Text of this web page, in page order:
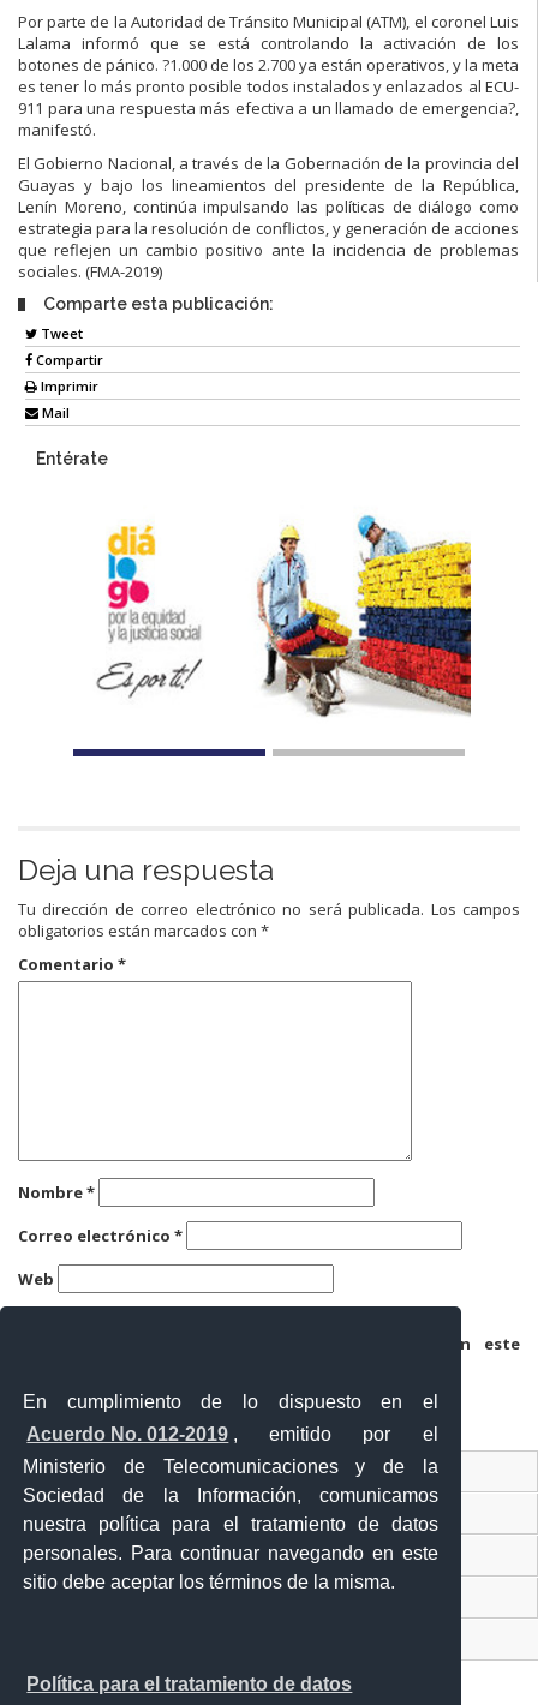
En cumplimiento de lo dispuesto en el
Acuerdo No. 012-2019 , emitido por el
Ministerio de Telecomunicaciones y de la
Sociedad de la Información, comunicamos
nuestra política para el tratamiento de datos
personales. Para continuar navegando en este
sitio debe aceptar los términos de la misma.
Política para el tratamiento de datos
Por parte de la Autoridad de Tránsito Municipal (ATM), el coronel Luis
Lalama informó que se está controlando la activación de los
botones de pánico. ?1.000 de los 2.700 ya están operativos, y la meta
es tener lo más pronto posible todos instalados y enlazados al ECU-
911 para una respuesta más efectiva a un llamado de emergencia?,
manifestó.
El Gobierno Nacional, a través de la Gobernación de la provincia del
Guayas y bajo los lineamientos del presidente de la República,
Lenín Moreno, continúa impulsando las políticas de diálogo como
estrategia para la resolución de conflictos, y generación de acciones
que reflejen un cambio positivo ante la incidencia de problemas
sociales. (FMA-2019)
Comparte esta publicación:
Tweet
Compartir
Imprimir
Mail
Entérate
Deja una respuesta
Tu dirección de correo electrónico no será publicada. Los campos
obligatorios están marcados con *
Comentario *
Nombre*
Correo electrónico *
Web
Guarda mi nombre, correo electrónico y web en este
Ventanilla Única Virtual
Ventanilla Única de Comercio Exterior
Gobierno Abierto